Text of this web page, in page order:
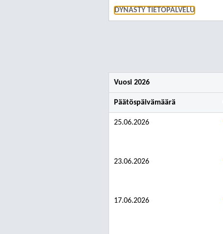
DYNASTY TIETOPALVELU
Vuosi 2026
Päätöspäivämäärä
25.06.2026
23.06.2026
17.06.2026